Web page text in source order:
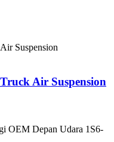
Air Suspension